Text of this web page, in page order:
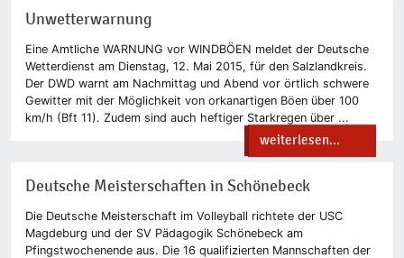
Unwetterwarnung
Eine Amtliche WARNUNG vor WINDBÖEN meldet der Deutsche
Wetterdienst am Dienstag, 12. Mai 2015, für den Salzlandkreis.
Der DWD warnt am Nachmittag und Abend vor örtlich schwere
Gewitter mit der Möglichkeit von orkanartigen Böen über 100
km/h (Bft 11). Zudem sind auch heftiger Starkregen über ...
weiterlesen...
Deutsche Meisterschaften in Schönebeck
Die Deutsche Meisterschaft im Volleyball richtete der USC
Magdeburg und der SV Pädagogik Schönebeck am
Pfingstwochenende aus. Die 16 qualifizierten Mannschaften der